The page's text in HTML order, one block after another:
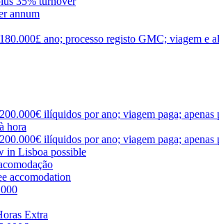
annum
ano; processo registo GMC; viagem e
ilíquidos por ano; viagem paga;
hora
ilíquidos por ano; viagem paga;
in Lisboa possible
accomodation
Extra